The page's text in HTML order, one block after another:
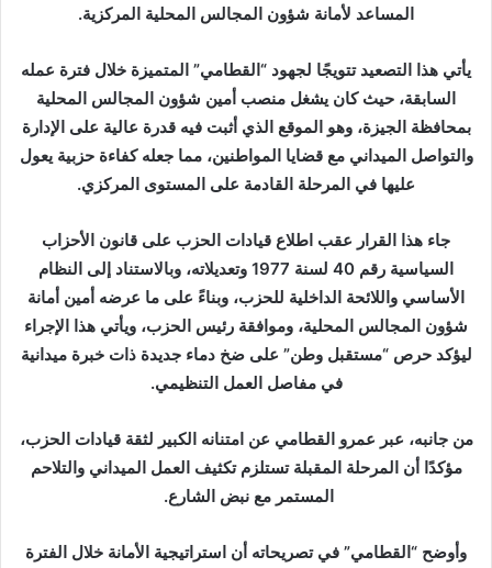
ا
المساعد لأمانة شؤون المجالس المحلية المركزية.
يأتي هذا التصعيد تتويجًا لجهود “القطامي” المتميزة خلال فترة عمله
السابقة، حيث كان يشغل منصب أمين شؤون المجالس المحلية
بمحافظة الجيزة، وهو الموقع الذي أثبت فيه قدرة عالية على الإدارة
والتواصل الميداني مع قضايا المواطنين، مما جعله كفاءة حزبية يعول
عليها في المرحلة القادمة على المستوى المركزي.
جاء هذا القرار عقب اطلاع قيادات الحزب على قانون الأحزاب
السياسية رقم 40 لسنة 1977 وتعديلاته، وبالاستناد إلى النظام
الأساسي واللائحة الداخلية للحزب، وبناءً على ما عرضه أمين أمانة
شؤون المجالس المحلية، وموافقة رئيس الحزب، ويأتي هذا الإجراء
ليؤكد حرص “مستقبل وطن” على ضخ دماء جديدة ذات خبرة ميدانية
في مفاصل العمل التنظيمي.
من جانبه، عبر عمرو القطامي عن امتنانه الكبير لثقة قيادات الحزب،
مؤكدًا أن المرحلة المقبلة تستلزم تكثيف العمل الميداني والتلاحم
المستمر مع نبض الشارع.
وأوضح “القطامي” في تصريحاته أن استراتيجية الأمانة خلال الفترة